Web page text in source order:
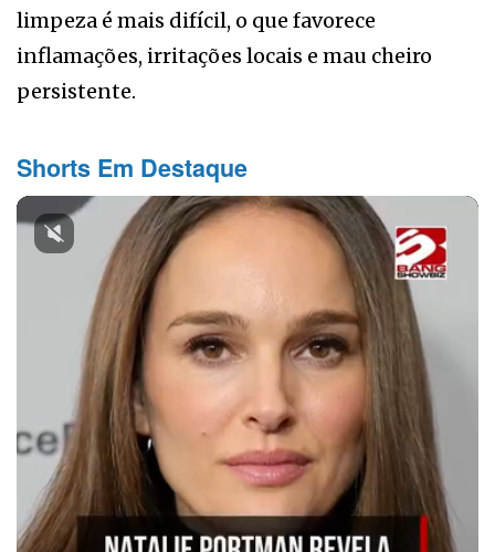
limpeza é mais difícil, o que favorece
inflamações, irritações locais e mau cheiro
persistente.
Shorts Em Destaque